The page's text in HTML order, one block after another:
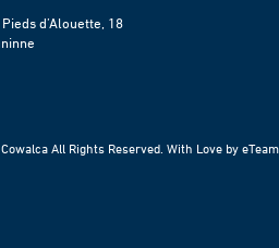
Pieds d’Alouette, 18
All Rights Reserved. With Love by